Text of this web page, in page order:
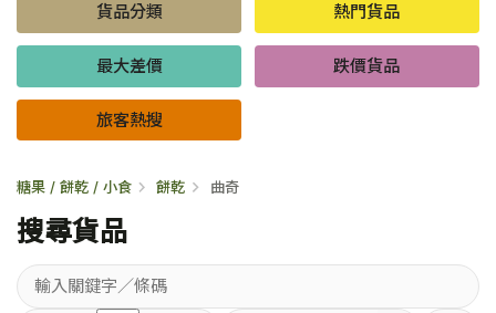
百勝廚新加坡叻沙拉麵 144克
倍樂醇乳酪飲品 - 藍莓 65毫升 x 6
金象牌頂上茉莉香米 5公斤
低鹽/無鹽/低糖/無糖食品
貨品分類 熱門貨品
最大差價 跌價貨品
旅客熱搜
糖果 / 餅乾 / 小食 餅乾 曲奇
搜尋貨品